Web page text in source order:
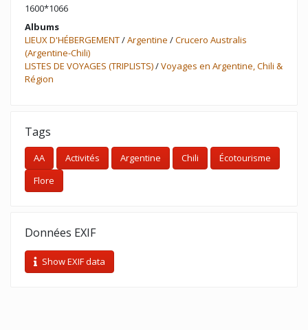
1600*1066
Albums
LIEUX D'HÉBERGEMENT/Argentine /Crucero Australis
(Argentine-Chili)
LISTES DE VOYAGES (TRIPLISTS)/Voyages en Argentine, Chili &
Région
Tags
AA Activités Argentine Chili
Écotourisme
Flore
Données EXIF
Show EXIF data